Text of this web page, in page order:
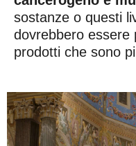
sostanze o questi
dovrebbero essere
prodotti che sono